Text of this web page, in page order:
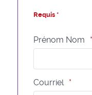
Requis *
Prénom Nom
Courriel